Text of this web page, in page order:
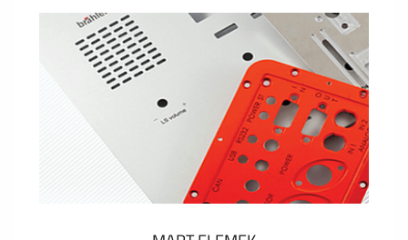
Fóliacímkék
Fóliabillentyűzet, Membrános billentyűzet
Fém címkék
Címkék
Műanyag címkék és cédulák
MUTASS TÖBBET